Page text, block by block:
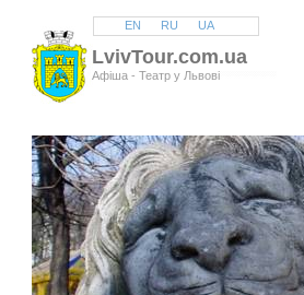
EN RU UA
LvivTour.com.ua
Афіша - Театр у Львові